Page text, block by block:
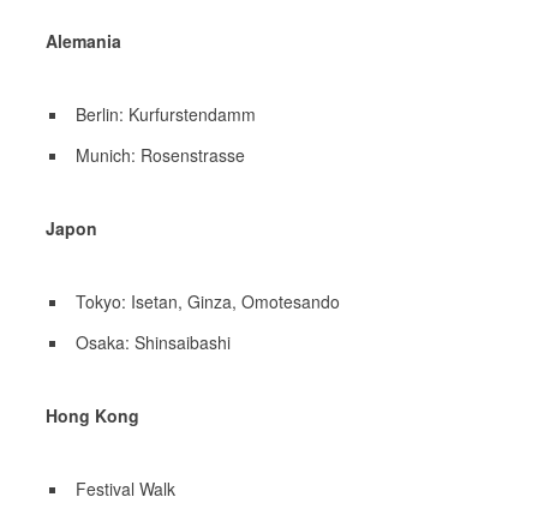
Alemania
Berlin: Kurfurstendamm
Munich: Rosenstrasse
Japon
Tokyo: Isetan, Ginza, Omotesando
Osaka: Shinsaibashi
Hong Kong
Festival Walk